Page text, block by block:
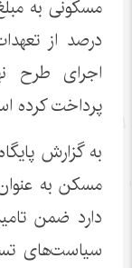
درصد از
اجرای طرح
پرداخت کرده
به گزارش
مسکن به
دارد ضمن
سیاست‌های